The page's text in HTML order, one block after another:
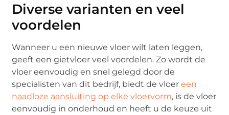
Diverse varianten en veel
voordelen
Wanneer u een nieuwe vloer wilt laten leggen,
geeft een gietvloer veel voordelen. Zo wordt de
vloer eenvoudig en snel gelegd door de
specialisten van dit bedrijf, biedt de vloereen
naadloze aansluiting op elke vloervorm, is de vloer
eenvoudig in onderhoud en heeft u de keuze uit